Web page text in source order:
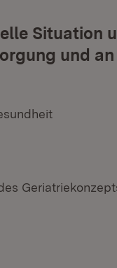
Situation
und an